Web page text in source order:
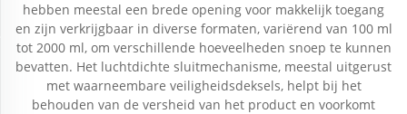
hebben meestal een brede opening voor makkelijk toegang
en zijn verkrijgbaar in diverse formaten, variërend van 100 ml
tot 2000 ml, om verschillende hoeveelheden snoep te kunnen
bevatten. Het luchtdichte sluitmechanisme, meestal uitgerust
met waarneembare veiligheidsdeksels, helpt bij het
behouden van de versheid van het product en voorkomt